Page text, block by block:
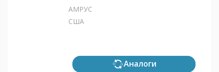
АМРУС
США
Аналоги